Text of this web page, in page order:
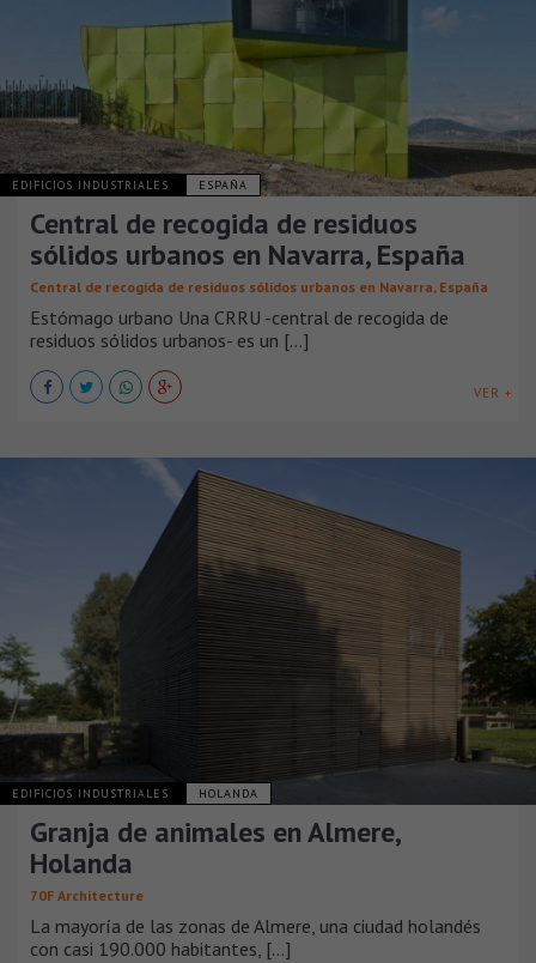
EDIFICIOS INDUSTRIALES ESPAÑA
Central de recogida de residuos
sólidos urbanos en Navarra, España
Central de recogida de residuos sólidos urbanos en Navarra, España
Estómago urbano Una CRRU -central de recogida de
residuos sólidos urbanos- es un [...]
VER +
EDIFICIOS INDUSTRIALES HOLANDA
Granja de animales en Almere,
Holanda
70F Architecture
La mayoría de las zonas de Almere, una ciudad holandés
con casi 190.000 habitantes, [...]